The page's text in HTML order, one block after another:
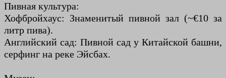
Пивная культура:
Хофбройхаус: Знаменитый пивной зал (~€10 за
литр пива).
Английский сад: Пивной сад у Китайской башни,
серфинг на реке Эйсбах.